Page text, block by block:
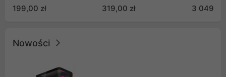
199,00 zł
Push Pull (2szt)
319,00 zł
GB2050S)
3 049,00
Nowości